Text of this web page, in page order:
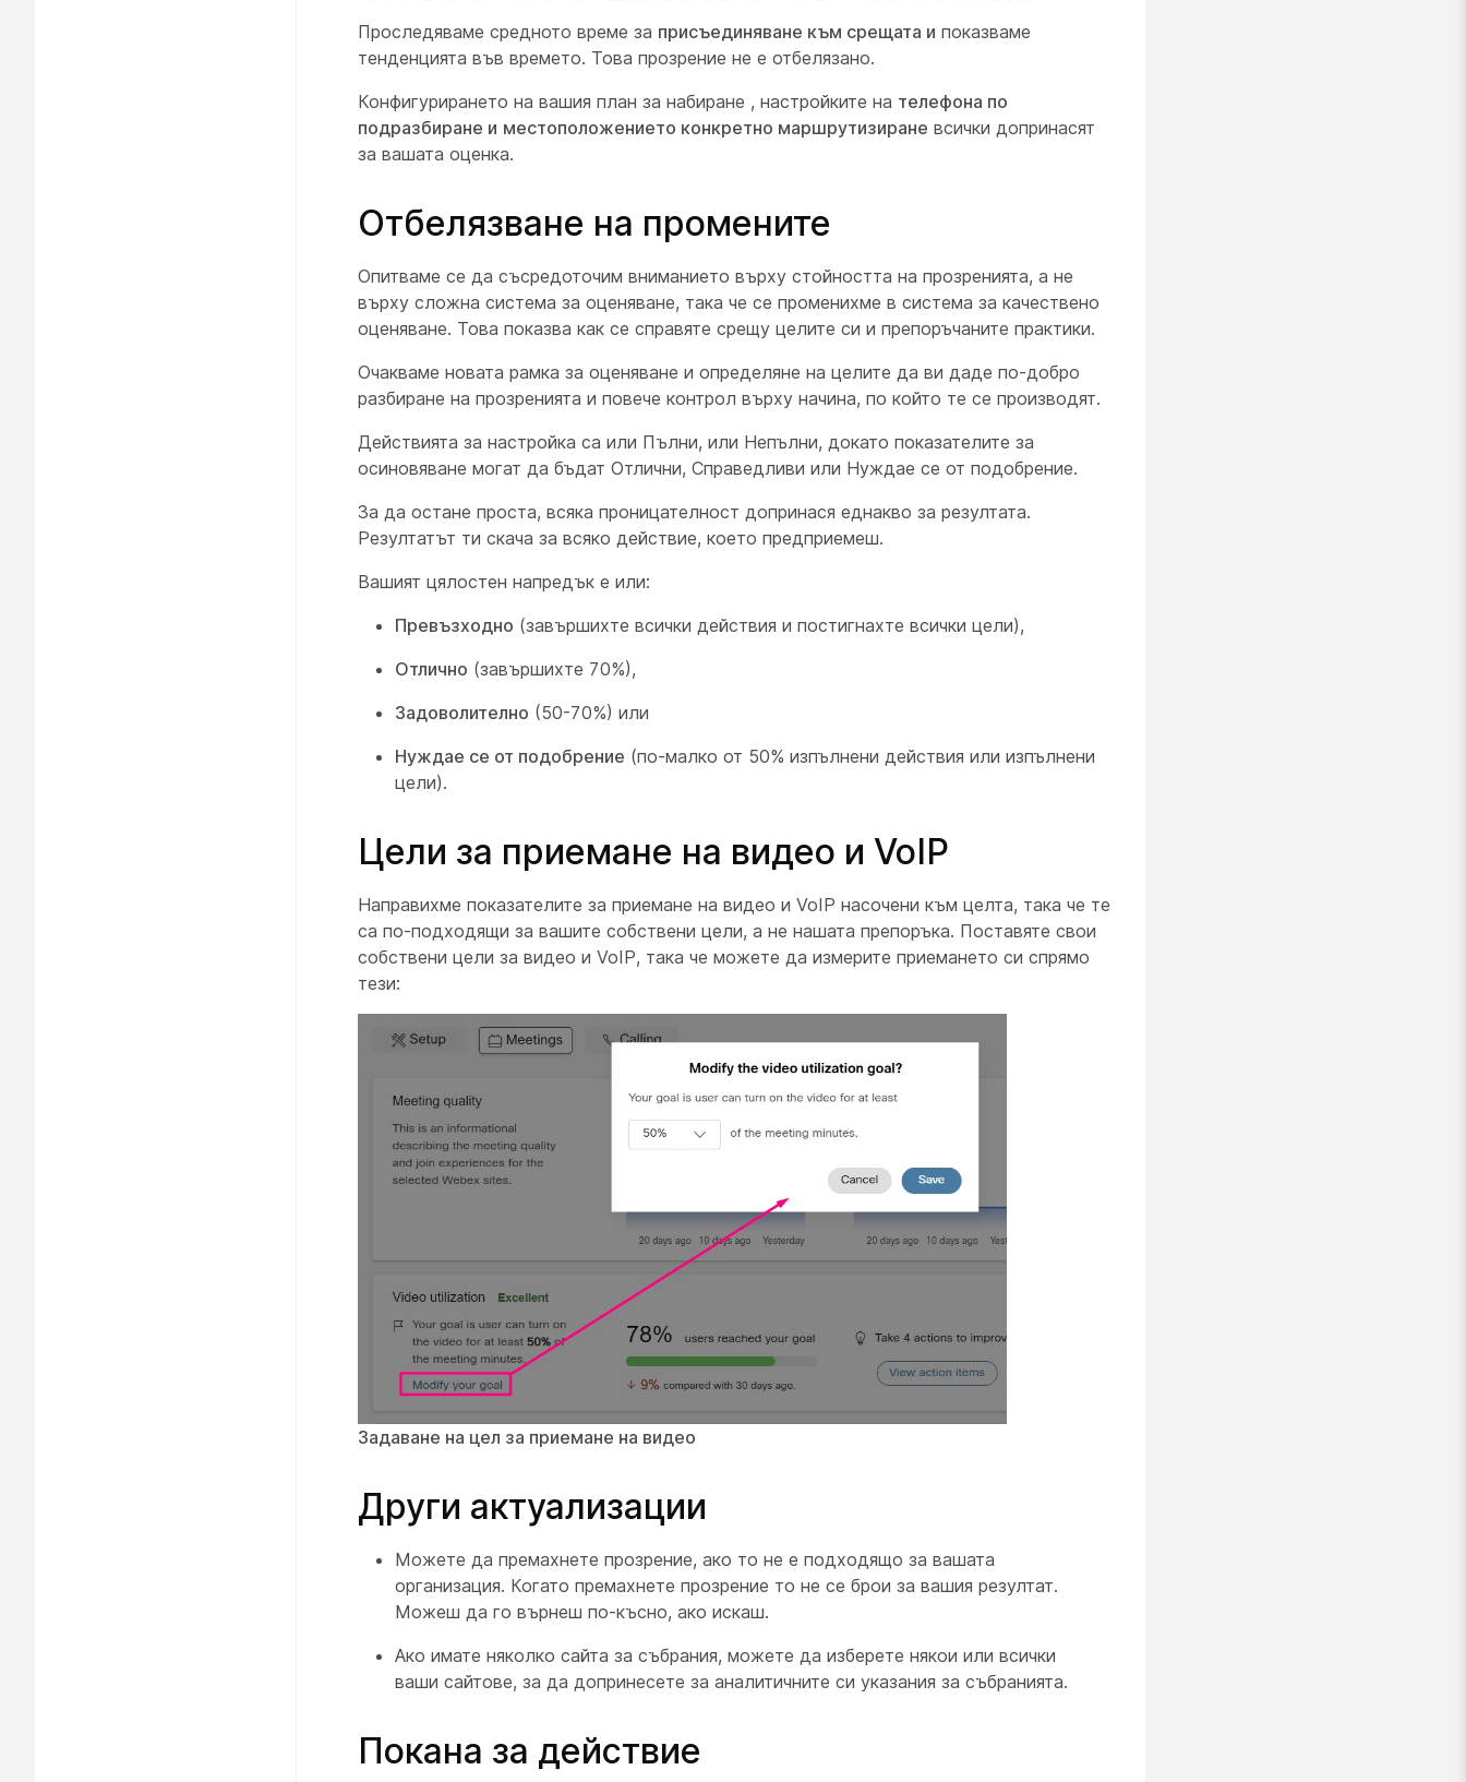
Проследяваме средното време за присъединяване към срещата и показваме
тенденцията във времето. Това прозрение не е отбелязано.
Конфигурирането на вашия план за набиране , настройките на телефона по
подразбиране и местоположението конкретно маршрутизиране всички допринасят
за вашата оценка.
Отбелязване на промените
Опитваме се да съсредоточим вниманието върху стойността на прозренията, а не
върху сложна система за оценяване, така че се променихме в система за качествено
оценяване. Това показва как се справяте срещу целите си и препоръчаните практики.
Очакваме новата рамка за оценяване и определяне на целите да ви даде по-добро
разбиране на прозренията и повече контрол върху начина, по който те се производят.
Действията за настройка са или Пълни, или Непълни, докато показателите за
осиновяване могат да бъдат Отлични, Справедливи или Нуждае се от подобрение.
За да остане проста, всяка проницателност допринася еднакво за резултата.
Резултатът ти скача за всяко действие, което предприемеш.
Вашият цялостен напредък е или:
Превъзходно (завършихте всички действия и постигнахте всички цели),
Отлично (завършихте 70%),
Задоволително (50-70%) или
Нуждае се от подобрение (по-малко от 50% изпълнени действия или изпълнени
цели).
Цели за приемане на видео и VoIP
Направихме показателите за приемане на видео и VoIP насочени към целта, така че те
са по-подходящи за вашите собствени цели, а не нашата препоръка. Поставяте свои
собствени цели за видео и VoIP, така че можете да измерите приемането си спрямо
тези:
Задаване на цел за приемане на видео
Други актуализации
Можете да премахнете прозрение, ако то не е подходящо за вашата
организация. Когато премахнете прозрение то не се брои за вашия резултат.
Можеш да го върнеш по-късно, ако искаш.
Ако имате няколко сайта за събрания, можете да изберете някои или всички
ваши сайтове, за да допринесете за аналитичните си указания за събранията.
Покана за действие